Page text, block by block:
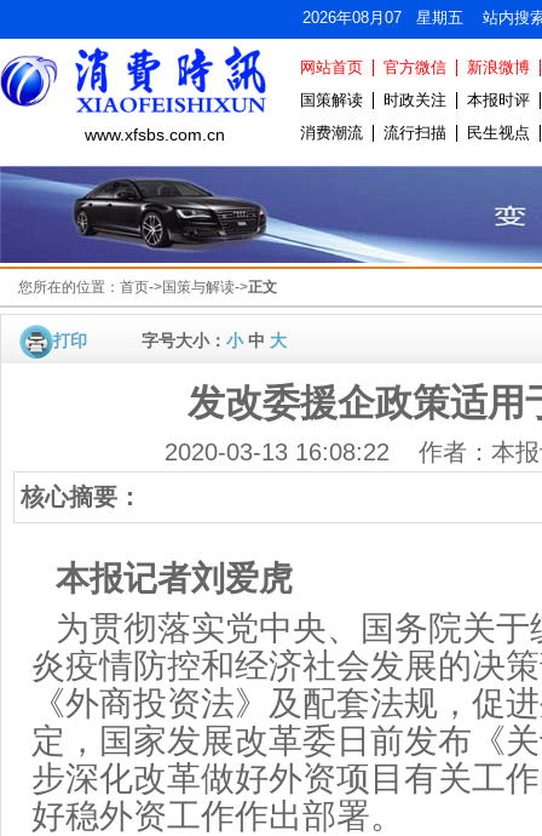
2026年08月07 星期五 站内搜
www.xfsbs.com.cn
网站首页 官方微信
新浪微博
国策解读
时政关注
本报时评
消费潮流
流行扫描 民生视点
您所在的位置： 首页->国策与解读->正文
打印 字号大小： 小中 大
发改委援企政策适用
2020-03-13 16:08:22 作者：本报
核心摘要：
本报记者刘爱虎
为贯彻落实党中央、国务院关
炎疫情防控和经济社会发展的决
《外商投资法》及配套法规，促
定，国家发展改革委日前发布《
步深化改革做好外资项目有关工
好稳外资工作作出部署。